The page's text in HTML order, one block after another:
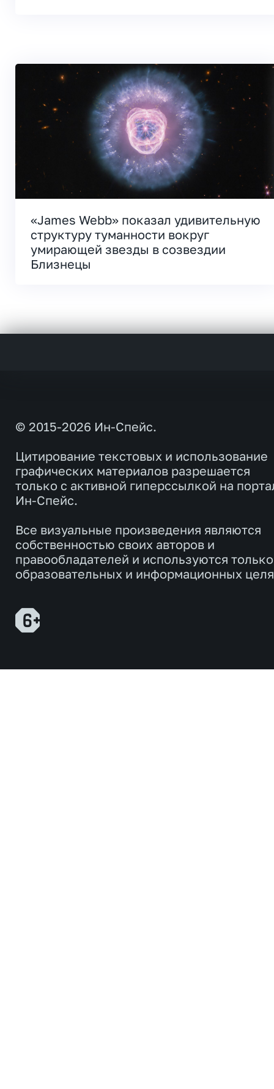
«James Webb» показал удивительную
структуру туманности вокруг
умирающей звезды в созвездии
Близнецы
© 2015-2026 Ин-Спейс.
Цитирование текстовых и использование
графических материалов разрешается
только с активной гиперссылкой на
Ин-Спейс.
Все визуальные произведения являются
собственностью своих авторов и
правообладателей и используются
образовательных и информационных